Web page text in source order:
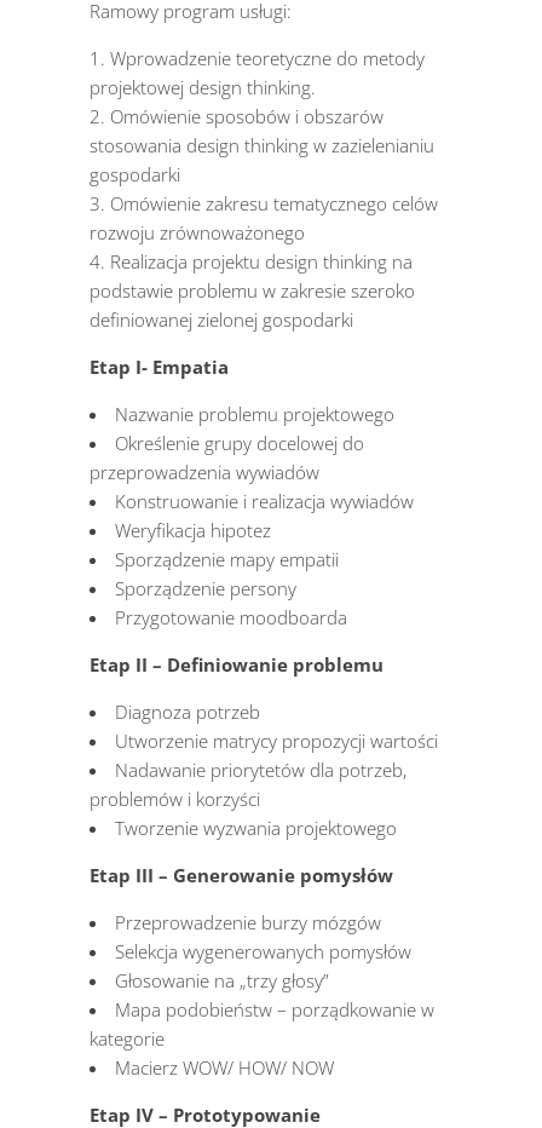
Ramowy program usługi:
Wprowadzenie teoretyczne do metody
projektowej design thinking.
Omówienie sposobów i obszarów
stosowania design thinking w zazielenianiu
gospodarki
Omówienie zakresu tematycznego celów
rozwoju zrównoważonego
Realizacja projektu design thinking na
podstawie problemu w zakresie szeroko
definiowanej zielonej gospodarki
Etap I- Empatia
Nazwanie problemu projektowego
Określenie grupy docelowej do
przeprowadzenia wywiadów
Konstruowanie i realizacja wywiadów
Weryfikacja hipotez
Sporządzenie mapy empatii
Sporządzenie persony
Przygotowanie moodboarda
Etap II – Definiowanie problemu
Diagnoza potrzeb
Utworzenie matrycy propozycji wartości
Nadawanie priorytetów dla potrzeb,
problemów i korzyści
Tworzenie wyzwania projektowego
Etap III – Generowanie pomysłów
Przeprowadzenie burzy mózgów
Selekcja wygenerowanych pomysłów
Głosowanie na „trzy głosy”
Mapa podobieństw – porządkowanie w
kategorie
Macierz WOW/ HOW/ NOW
Etap IV – Prototypowanie